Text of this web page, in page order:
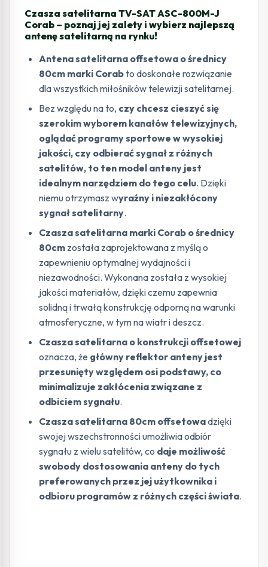
Czasza satelitarna TV-SAT ASC-800M-J
Corab – poznaj jej zalety i wybierz najlepszą
antenę satelitarną na rynku!
Antena satelitarna offsetowa o średnicy
80cm marki Corabto doskonałe rozwiązanie
dla wszystkich miłośników telewizji satelitarnej.
Bez względu na to, czy chcesz cieszyć się
szerokim wyborem kanałów telewizyjnych,
oglądać programy sportowe w wysokiej
jakości, czy odbierać sygnał z różnych
satelitów, to ten model anteny jest
idealnym narzędziem do tego celu. Dzięki
niemu otrzymasz wyraźny i niezakłócony
sygnał satelitarny.
Czasza satelitarna marki Corab o średnicy
80cm została zaprojektowana z myślą o
zapewnieniu optymalnej wydajności i
niezawodności. Wykonana została z wysokiej
jakości materiałów, dzięki czemu zapewnia
solidną i trwałą konstrukcję odporną na warunki
atmosferyczne, w tym na wiatr i deszcz.
Czasza satelitarna o konstrukcji offsetowej
oznacza, że główny reflektor anteny jest
przesunięty względem osi podstawy, co
minimalizuje zakłócenia związane z
odbiciem sygnału.
Czasza satelitarna 80cm offsetowadzięki
swojej wszechstronności umożliwia odbiór
sygnału z wielu satelitów, co daje możliwość
swobody dostosowania anteny do tych
preferowanych przez jej użytkownika i
odbioru programów z różnych części świata.